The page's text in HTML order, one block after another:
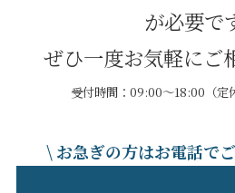
が必要で
ぜひ一度お気軽にご
受付時間：09:00～18:00（定
\ お急ぎの方はお電話で